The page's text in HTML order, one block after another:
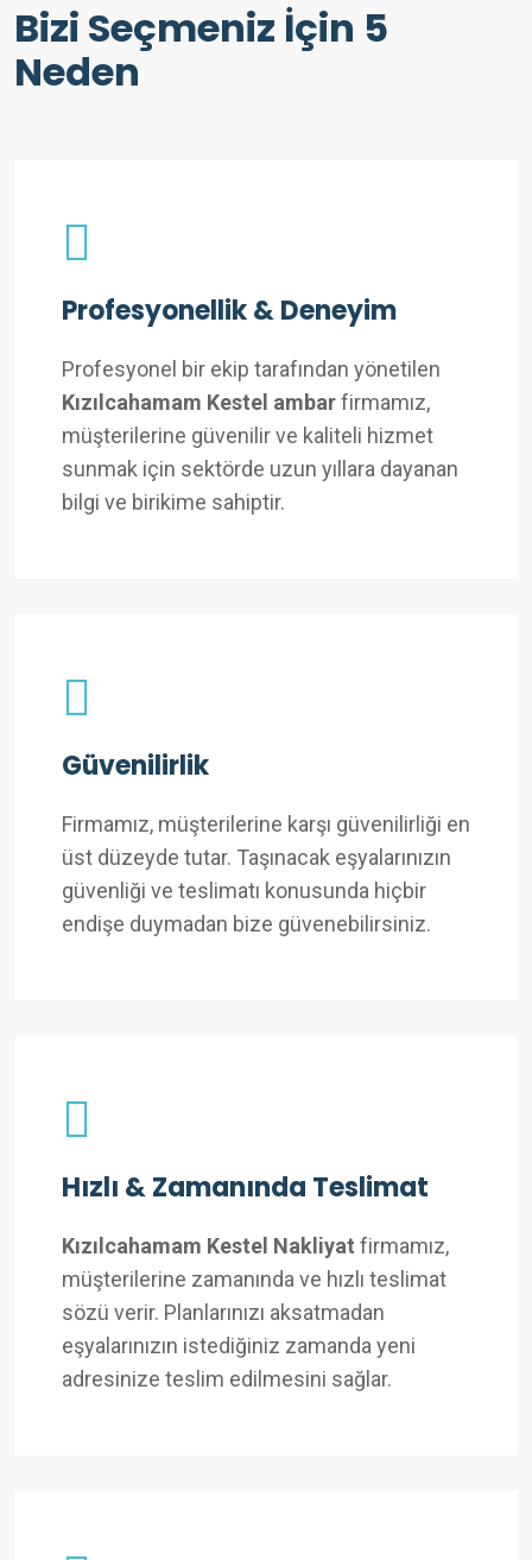
Bizi Seçmeniz İçin 5
Neden
Profesyonellik & Deneyim
Profesyonel bir ekip tarafından yönetilen
Kızılcahamam Kestel ambarfirmamız,
müşterilerine güvenilir ve kaliteli hizmet
sunmak için sektörde uzun yıllara dayanan
bilgi ve birikime sahiptir.
Güvenilirlik
Firmamız, müşterilerine karşı güvenilirliği en
üst düzeyde tutar. Taşınacak eşyalarınızın
güvenliği ve teslimatı konusunda hiçbir
endişe duymadan bize güvenebilirsiniz.
Hızlı & Zamanında Teslimat
Kızılcahamam Kestel Nakliyat firmamız,
müşterilerine zamanında ve hızlı teslimat
sözü verir. Planlarınızı aksatmadan
eşyalarınızın istediğiniz zamanda yeni
adresinize teslim edilmesini sağlar.